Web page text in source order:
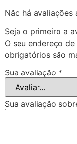
Não há avaliações
Seja o primeiro a
O seu endereço
obrigatórios são
Sua avaliação *
Sua avaliação